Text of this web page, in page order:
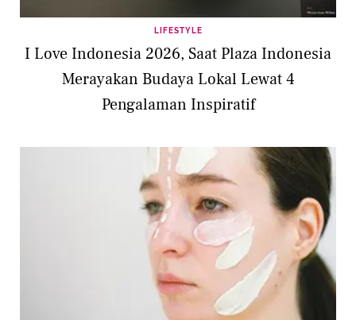
LIFESTYLE
I Love Indonesia 2026, Saat Plaza Indonesia
Merayakan Budaya Lokal Lewat 4
Pengalaman Inspiratif